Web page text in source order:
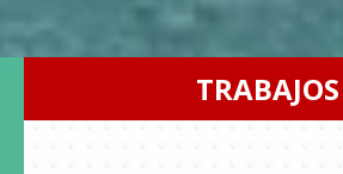
TRABAJOS